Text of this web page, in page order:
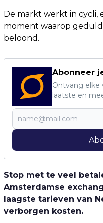
De markt werkt in cycli,
moment waarop
beloond.
Abonneer
Ontvang elke
laatste en
Stop met te veel
Amsterdamse
laagste tarieven van
verborgen kosten.